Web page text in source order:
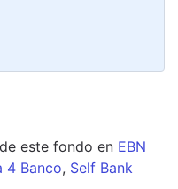
de este fondo en EBN
4 Banco, Self Bank